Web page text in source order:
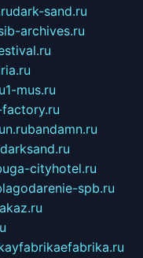
dark-sand.ru
archives.ru
1-mus.ru
bandamn.ru
darksand.ru
cityhotel.ru
spb.ru